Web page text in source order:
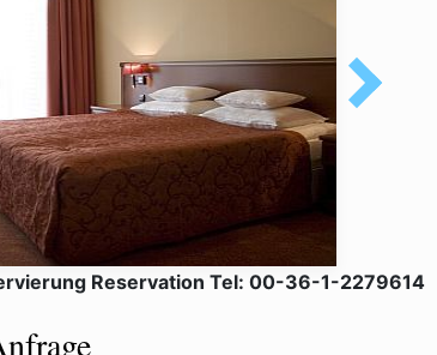
Reservation Tel: 00-36-1-2279614